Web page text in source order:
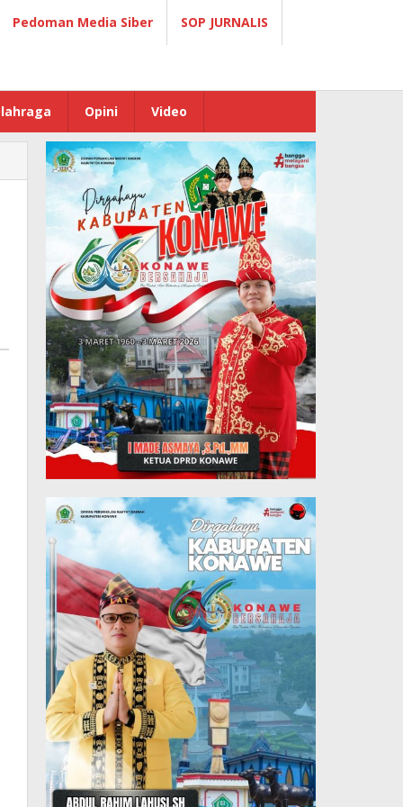
Pedoman Media Siber SOP JURNALIS
Opini Video